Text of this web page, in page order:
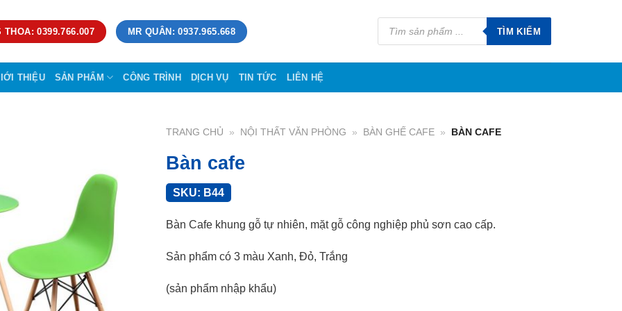
THOA: 0399.766.007 MR QUÂN: 0937.965.668
Tìm
kiếm
phẩm
TÌM KIẾM
THIỆU SẢN PHẨM CÔNG TRÌNH DỊCH VỤ TIN TỨC LIÊN HỆ
TRANG CHỦ » NỘI THẤT VĂN PHÒNG » BÀN GHẾ CAFE » BÀN CAFE
Bàn cafe
SKU: B44
Bàn Cafe khung gỗ tự nhiên, mặt gỗ công nghiệp phủ sơn cao cấp.
Sản phẩm có 3 màu Xanh, Đỏ, Trắng
(sản phẩm nhập khẩu)